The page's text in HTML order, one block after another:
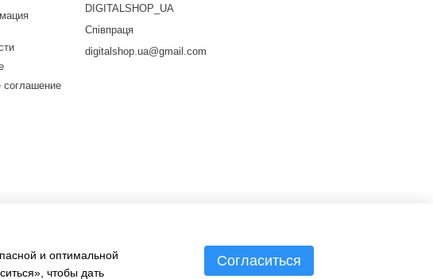
соглашение
DIGITALSHOP_UA
Співпраця
digitalshop.ua@gmail.com
и оптимальной
чтобы дать
Согласиться